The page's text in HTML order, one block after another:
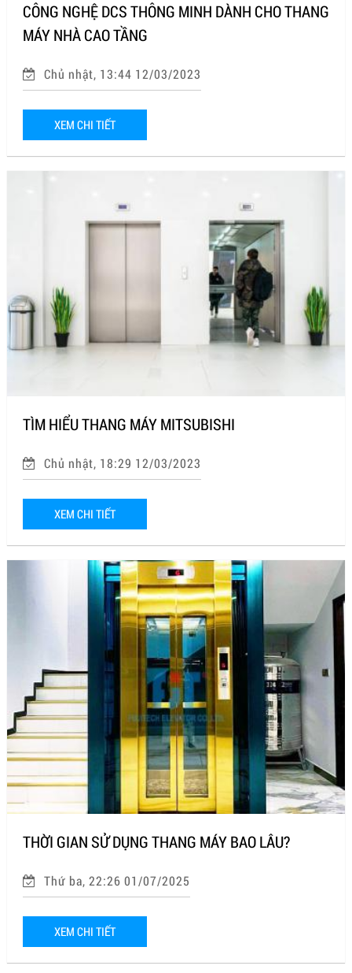
CÔNG NGHỆ DCS THÔNG MINH DÀNH CHO THANG
MÁY NHÀ CAO TẦNG
Chủ nhật, 13:44 12/03/2023
XEM CHI TIẾT
TÌM HIỂU THANG MÁY MITSUBISHI
Chủ nhật, 18:29 12/03/2023
XEM CHI TIẾT
THỜI GIAN SỬ DỤNG THANG MÁY BAO LÂU?
Thứ ba, 22:26 01/07/2025
XEM CHI TIẾT